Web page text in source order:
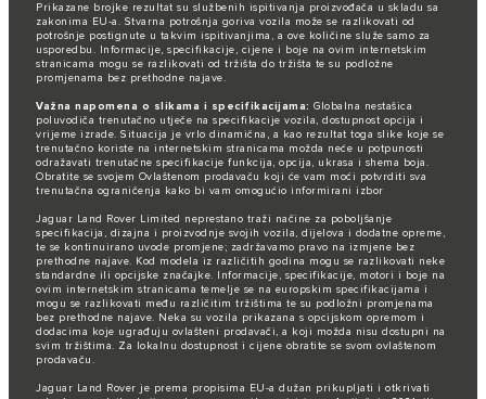
Prikazane brojke rezultat su službenih ispitivanja proizvođača u skladu sa
zakonima EU-a. Stvarna potrošnja goriva vozila može se razlikovati od
potrošnje postignute u takvim ispitivanjima, a ove količine služe samo za
usporedbu. Informacije, specifikacije, cijene i boje na ovim internetskim
stranicama mogu se razlikovati od tržišta do tržišta te su podložne
promjenama bez prethodne najave.
Važna napomena o slikama i specifikacijama: Globalna nestašica
poluvodiča trenutačno utječe na specifikacije vozila, dostupnost opcija i
vrijeme izrade. Situacija je vrlo dinamična, a kao rezultat toga slike koje se
trenutačno koriste na internetskim stranicama možda neće u potpunosti
odražavati trenutačne specifikacije funkcija, opcija, ukrasa i shema boja.
Obratite se svojem Ovlaštenom prodavaču koji će vam moći potvrditi sva
trenutačna ograničenja kako bi vam omogućio informirani izbor
Jaguar Land Rover Limited neprestano traži načine za poboljšanje
specifikacija, dizajna i proizvodnje svojih vozila, dijelova i dodatne opreme,
te se kontinuirano uvode promjene; zadržavamo pravo na izmjene bez
prethodne najave. Kod modela iz različitih godina mogu se razlikovati neke
standardne ili opcijske značajke. Informacije, specifikacije, motori i boje na
ovim internetskim stranicama temelje se na europskim specifikacijama i
mogu se razlikovati među različitim tržištima te su podložni promjenama
bez prethodne najave. Neka su vozila prikazana s opcijskom opremom i
dodacima koje ugrađuju ovlašteni prodavači, a koji možda nisu dostupni na
svim tržištima. Za lokalnu dostupnost i cijene obratite se svom ovlaštenom
prodavaču.
Jaguar Land Rover je prema propisima EU-a dužan prikupljati i otkrivati